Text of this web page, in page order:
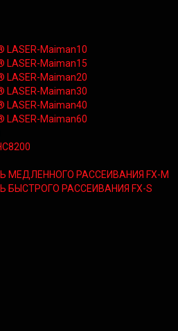
LASER-Maiman10
LASER-Maiman15
LASER-Maiman20
LASER-Maiman30
LASER-Maiman40
LASER-Maiman60
МЕДЛЕННОГО РАССЕИВАНИЯ FX-M
БЫСТРОГО РАССЕИВАНИЯ FX-S